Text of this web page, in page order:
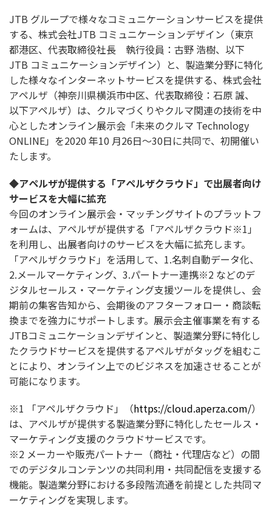
JTB グループで様々なコミュニケーションサービスを提供
する、株式会社JTB コミュニケーションデザイン（東京
都港区、代表取締役社長 執行役員：古野 浩樹、以下
JTB コミュニケーションデザイン）と、製造業分野に特化
した様々なインターネットサービスを提供する、株式会社
アペルザ（神奈川県横浜市中区、代表取締役：石原 誠、
以下アペルザ）は、クルマづくりやクルマ関連の技術を中
心としたオンライン展示会「未来のクルマ Technology
ONLINE」を2020 年10 月26日～30日に共同で、初開催い
たします。
◆アペルザが提供する「アペルザクラウド」で出展者向け
サービスを大幅に拡充
今回のオンライン展示会・マッチングサイトのプラットフ
ォームは、アペルザが提供する「アペルザクラウド※1」
を利用し、出展者向けのサービスを大幅に拡充します。
「アペルザクラウド」を活用して、1.名刺自動データ化、
2.メールマーケティング、3.パートナー連携※2 などのデ
ジタルセールス・マーケティング支援ツールを提供し、会
期前の集客告知から、会期後のアフターフォロー・商談転
換までを強力にサポートします。展示会主催事業を有する
JTBコミュニケーションデザインと、製造業分野に特化し
たクラウドサービスを提供するアペルザがタッグを組むこ
とにより、オンライン上でのビジネスを加速させることが
可能になります。
※1 「アペルザクラウド」（https://cloud.aperza.com/）
は、アペルザが提供する製造業分野に特化したセールス・
マーケティング支援のクラウドサービスです。
※2 メーカーや販売パートナー（商社・代理店など）の間
でのデジタルコンテンツの共同利用・共同配信を支援する
機能。製造業分野における多段階流通を前提とした共同マ
ーケティングを実現します。